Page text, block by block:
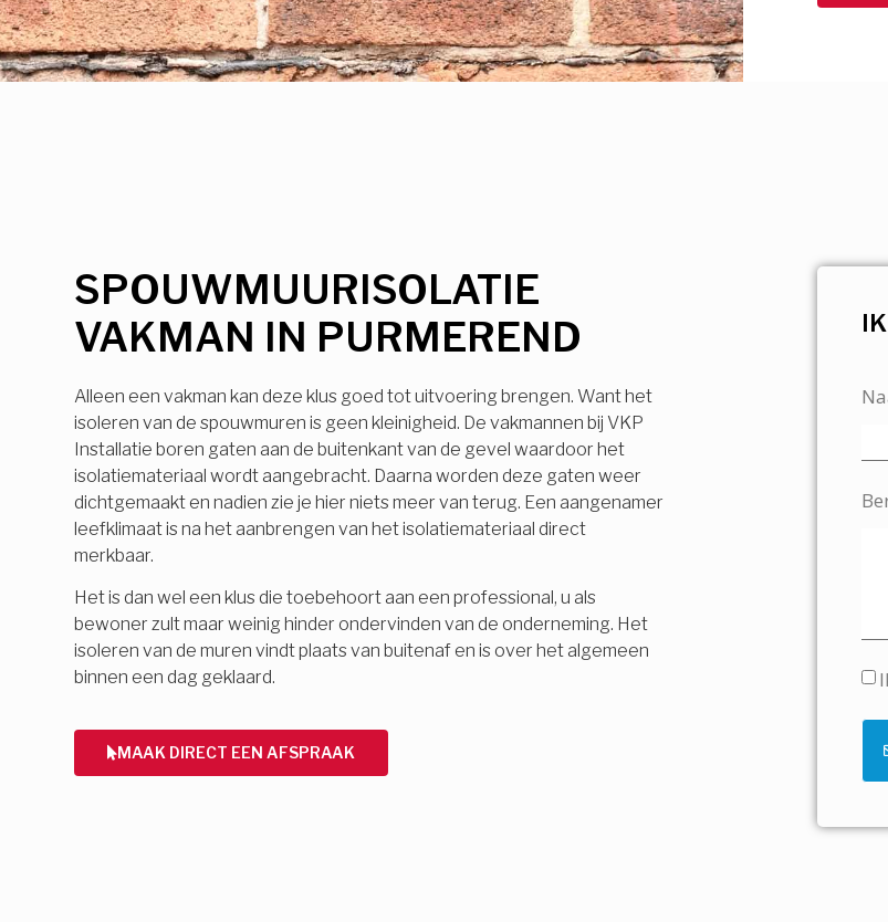
SPOUWMUURISOLATIE
VAKMAN IN PURMEREND
Alleen een vakman kan deze klus goed tot uitvoering brengen. Want het
isoleren van de spouwmuren is geen kleinigheid. De vakmannen bij VKP
Installatie boren gaten aan de buitenkant van de gevel waardoor het
isolatiemateriaal wordt aangebracht. Daarna worden deze gaten weer
dichtgemaakt en nadien zie je hier niets meer van terug. Een aangenamer
leefklimaat is na het aanbrengen van het isolatiemateriaal direct
merkbaar.
Het is dan wel een klus die toebehoort aan een professional, u als
bewoner zult maar weinig hinder ondervinden van de onderneming. Het
isoleren van de muren vindt plaats van buitenaf en is over het algemeen
binnen een dag geklaard.
MAAK DIRECT EEN AFSPRAAK